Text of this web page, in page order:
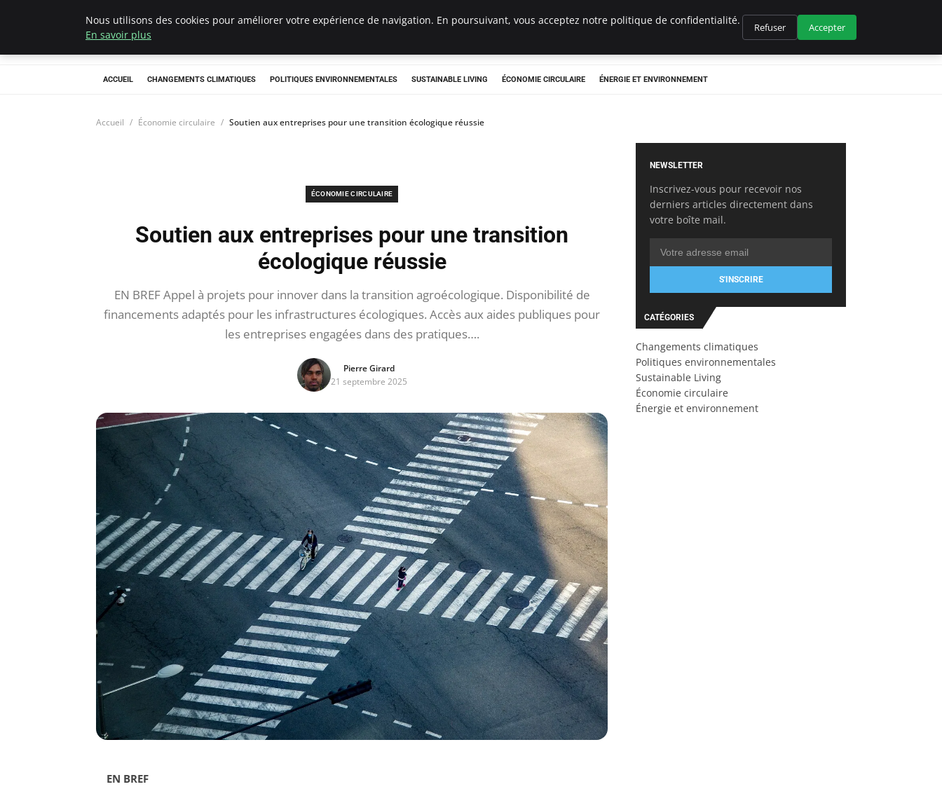
Climategatecountryclub.com
ACCUEIL CHANGEMENTS CLIMATIQUES POLITIQUES ENVIRONNEMENTALES SUSTAINABLE LIVING ÉCONOMIE CIRCULAIRE ÉNERGIE ET ENVIRONNEMENT
Accueil Économie circulaire Soutien aux entreprises pour une transition écologique réussie
ÉCONOMIE CIRCULAIRE
Soutien aux entreprises pour une transition
écologique réussie
EN BREF Appel à projets pour innover dans la transition agroécologique. Disponibilité de
financements adaptés pour les infrastructures écologiques. Accès aux aides publiques pour
les entreprises engagées dans des pratiques….
Pierre Girard
21 septembre 2025
EN BREF
NEWSLETTER
Inscrivez-vous pour recevoir nos
derniers articles directement dans
votre boîte mail.
S'INSCRIRE
CATÉGORIES
Changements climatiques
Politiques environnementales
Sustainable Living
Économie circulaire
Énergie et environnement
Nous utilisons des cookies pour améliorer votre expérience de navigation. En poursuivant, vous acceptez notre politique de confidentialité.
En savoir plus
Refuser Accepter